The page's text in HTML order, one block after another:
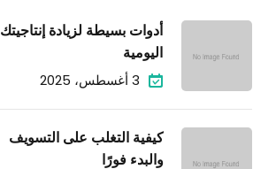
أدوات بسيطة لزيادة إنتاجيتك
اليومية
3 أغسطس، 2025
كيفية التغلب على التسويف
والبدء فورًا